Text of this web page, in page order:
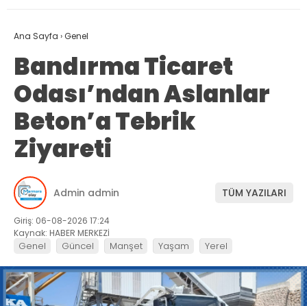
Ana Sayfa ›Genel
Bandırma Ticaret
Odası’ndan Aslanlar
Beton’a Tebrik
Ziyareti
Admin admin TÜM YAZILARI
Giriş: 06-08-2026 17:24
Kaynak: HABER MERKEZİ
Genel Güncel Manşet Yaşam Yerel